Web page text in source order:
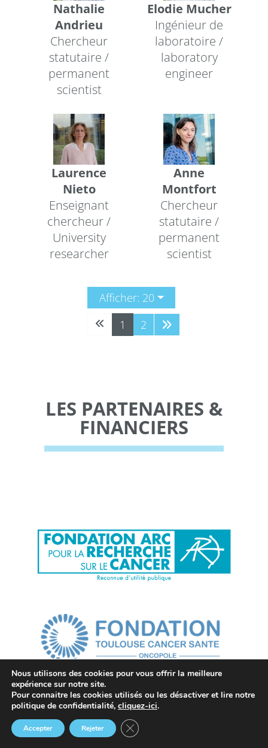
Le CRCT TUTELLES & RECRUTEMENT Annuaire
Nathalie
Andrieu
Chercheur
statutaire /
permanent
scientist
Elodie Mucher
Ingénieur de
laboratoire /
laboratory
engineer
Laurence
Nieto
Enseignant
chercheur /
University
researcher
Anne
Montfort
Chercheur
statutaire /
permanent
scientist
Afficher: 20
1
2
LES PARTENAIRES &
FINANCIERS
Nous utilisons des cookies pour vous offrir la meilleure
expérience sur notre site.
Pour connaitre les cookies utilisés ou les désactiver et lire notre
politique de confidentialité, cliquez-ici.
Accepter Rejeter Fermer la bannière des cookies